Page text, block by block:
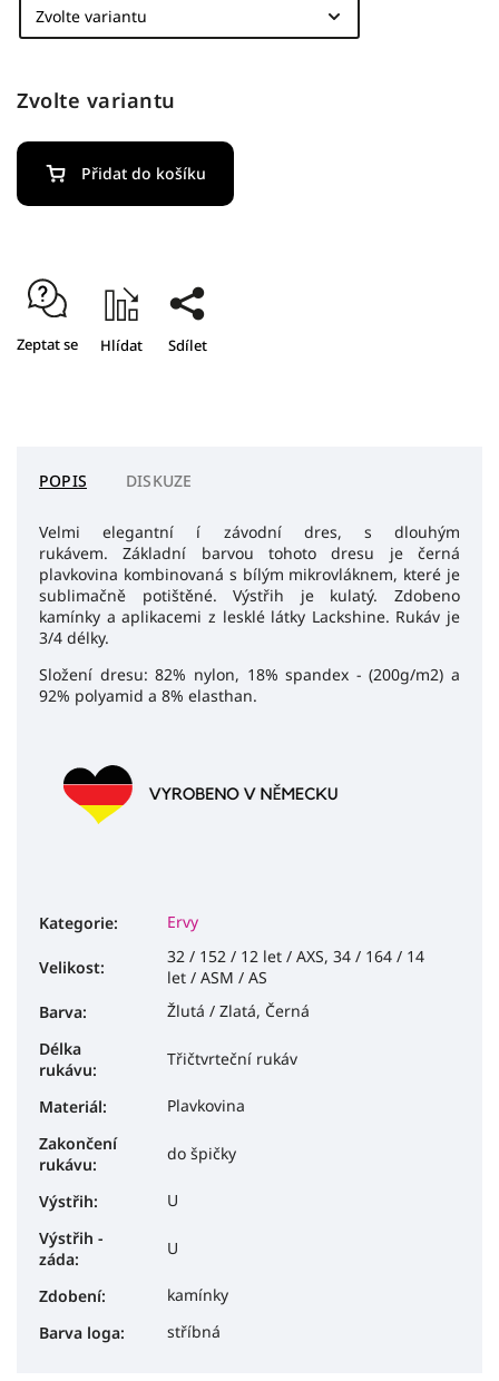
Zvolte variantu
Přidat do košíku
Zeptat se Hlídat Sdílet
POPIS DISKUZE
Velmi elegantní í závodní dres, s dlouhým
rukávem. Základní barvou tohoto dresu je černá
plavkovina kombinovaná s bílým mikrovláknem, které je
sublimačně potištěné. Výstřih je kulatý. Zdobeno
kamínky a aplikacemi z lesklé látky Lackshine. Rukáv je
3/4 délky.
Složení dresu: 82% nylon, 18% spandex - (200g/m2) a
92% polyamid a 8% elasthan.
Kategorie: Ervy
Velikost:
32 / 152 / 12 let / AXS, 34 / 164 / 14
let / ASM / AS
Barva:
Žlutá / Zlatá, Černá
Délka
rukávu:
Třičtvrteční rukáv
Materiál:
Plavkovina
Zakončení
rukávu:
do špičky
Výstřih:
U
Výstřih -
záda:
U
Zdobení:
kamínky
Barva loga: stříbná